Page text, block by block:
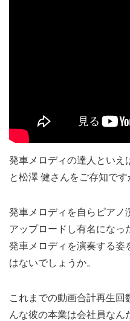
発車メロディの達人といえ
と松澤 健さんをご存知です
発車メロディを自らピアノ
アップロードし有名にな
発車メロディを演奏する姿
はないでしょうか。
これまでの動画合計再生
んな彼の本業は会社員なん